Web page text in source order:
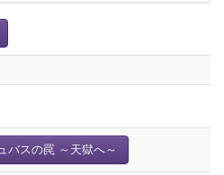
バスの罠 ～天獄へ～